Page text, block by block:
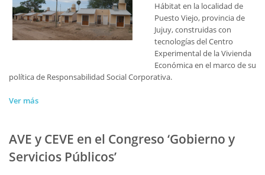
Hábitat en la localidad de
Puesto Viejo, provincia de
Jujuy, construidas con
tecnologías del Centro
Experimental de la Vivienda
Económica en el marco de su
política de Responsabilidad Social Corporativa.
Ver más
AVE y CEVE en el Congreso ‘Gobierno y
Servicios Públicos’